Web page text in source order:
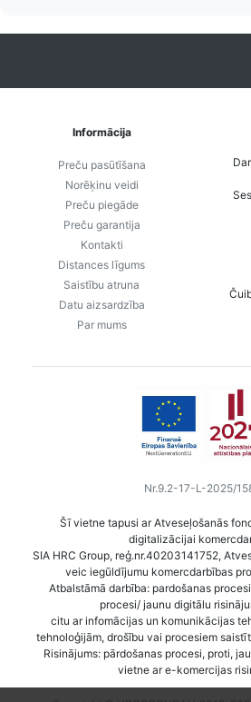
Informācija
Preču pasūtīšana
Norēķinu veidi
Preču piegāde
Preču garantija
Kontakti
Distances līgums
Saistību atruna
Datu aizsardzība
Par mums
Nr.9.2-17-L-2025/
Šī vietne tapusi ar Atveseļošanās
digitalizācijai
SIA HRC Group, reģ.nr.40203141752,
veic iegūldījumu komercdarbības
Atbalstāmā darbība: pardošanas
procesi/ jaunu digitālu
citu ar infomācijas un komunikācijas
tehnoloģijām, drošību vai procesiem
Risinājums: pārdošanas procesi, proti,
vietne ar e-komercijas